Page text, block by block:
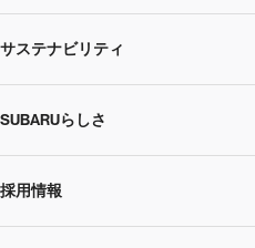
SUBARU 2025方針
事業所・関係会社
ニュースリリース
株主・投資家の皆様へトップ
企業・経営
IRライブラリー
サステナビリティ
サステナビリティトップ
CEOサステナビリティ
SUBARUらしさ
SUBARUらしさトップ
採用情報